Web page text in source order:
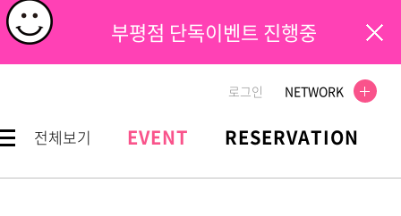
부평점 단독이벤트 진행중
로그인 NETWORK
전체보기 EVENT RESERVATION